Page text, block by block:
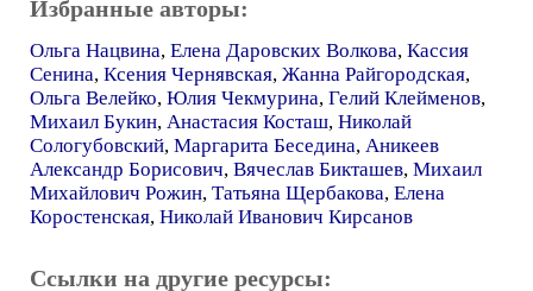
Избранные авторы:
Ольга Нацвина, Елена Даровских Волкова, Кассия
Сенина, Ксения Чернявская, Жанна Райгородская,
Ольга Велейко, Юлия Чекмурина, Гелий Клейменов,
Михаил Букин, Анастасия Косташ, Николай
Сологубовский, Маргарита Беседина, Аникеев
Александр Борисович, Вячеслав Бикташев, Михаил
Михайлович Рожин, Татьяна Щербакова, Елена
Коростенская, Николай Иванович Кирсанов
Ссылки на другие ресурсы: